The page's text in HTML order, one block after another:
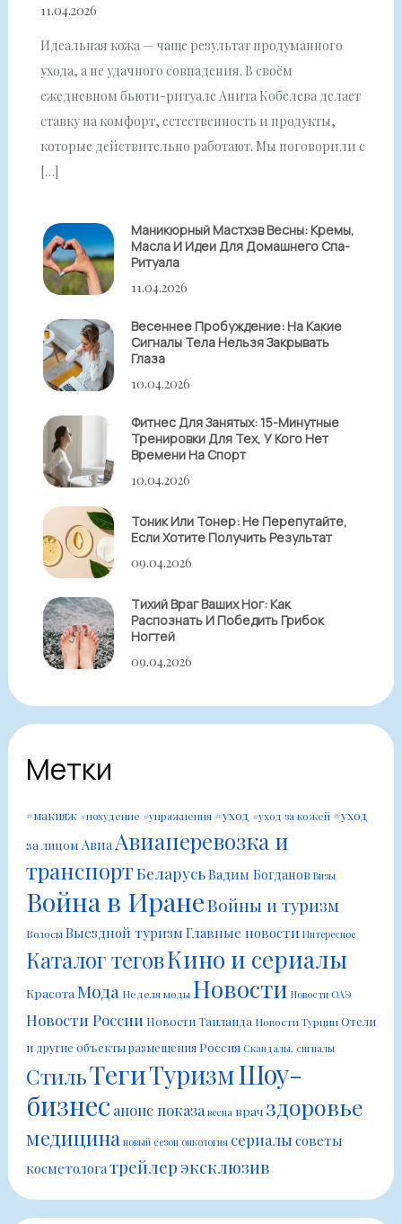
11.04.2026
Идеальная кожа — чаще результат продуманного
ухода, а не удачного совпадения. В своём
ежедневном бьюти-ритуале Анита Кобелева делает
ставку на комфорт, естественность и продукты,
которые действительно работают. Мы поговорили с
[…]
Маникюрный Мастхэв Весны: Кремы,
Масла И Идеи Для Домашнего Спа-
Ритуала
11.04.2026
Весеннее Пробуждение: На Какие
Сигналы Тела Нельзя Закрывать
Глаза
10.04.2026
Фитнес Для Занятых: 15-Минутные
Тренировки Для Тех, У Кого Нет
Времени На Спорт
10.04.2026
Тоник Или Тонер: Не Перепутайте,
Если Хотите Получить Результат
09.04.2026
Тихий Враг Ваших Ног: Как
Распознать И Победить Грибок
Ногтей
09.04.2026
Метки
#макияж #похудение #упражнения #уход #уход за кожей #уход
за лицом Авиа Авиаперевозка и
транспортБеларусьВадим Богданов Визы
Война в ИранеВойны и туризм
ВолосыВыездной туризмГлавные новости Интересное
Каталог теговКино и сериалы
Красота Мода Неделя моды Новости Новости ОАЭ
Новости России Новости Таиланда Новости ТурцииОтели
и другие объекты размещенияРоссия Скандалы, сигналы
СтильТегиТуризмШоу-
бизнес анонс показа весна врач здоровье
медицина новый сезон онкология сериалы советы
косметологатрейлер эксклюзив